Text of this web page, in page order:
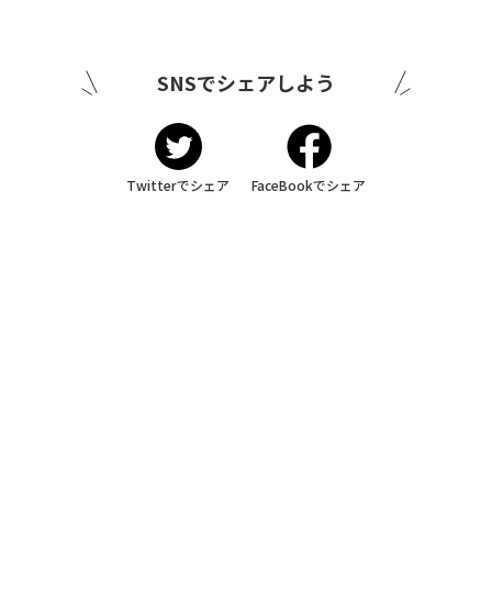
SNSでシェアしよう
Twitterでシェア FaceBookでシェア